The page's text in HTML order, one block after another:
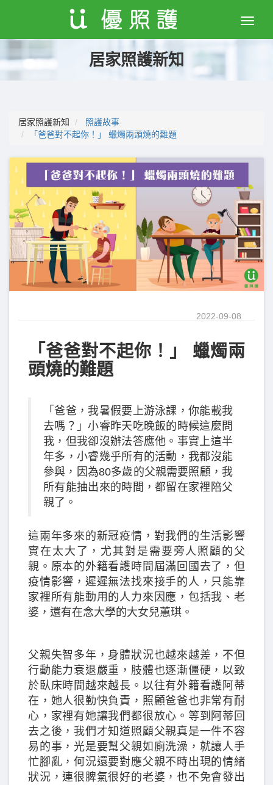
Toggle
居家照護新知
居家照護新知
照護故事
「爸爸對不起你！」 蠟燭兩頭燒的難題
2022-09-08
「爸爸對不起你！」 蠟燭兩
頭燒的難題
「爸爸，我暑假要上游泳課，你能載我
去嗎？」小睿昨天吃晚飯的時候這麼問
我，但我卻沒辦法答應他。事實上這半
年多，小睿幾乎所有的活動，我都沒能
參與，因為80多歲的父親需要照顧，我
所有能抽出來的時間，都留在家裡陪父
親了。
這兩年多來的新冠疫情，對我們的生活影響
實在太大了，尤其對是需要旁人照顧的父
親。原本的外籍看護時間屆滿回國去了，但
疫情影響，遲遲無法找來接手的人，只能靠
家裡所有能動用的人力來因應，包括我、老
婆，還有在念大學的大女兒蕙琪。
父親失智多年，身體狀況也越來越差，不但
行動能力衰退嚴重，肢體也逐漸僵硬，以致
於臥床時間越來越長。以往有外籍看護阿蒂
在，她人很勤快負責，照顧爸爸也非常有耐
心，家裡有她讓我們都很放心。等到阿蒂回
去之後，我們才知道照顧父親真是一件不容
易的事，光是要幫父親如廁洗澡，就讓人手
忙腳亂，何況還要對應父親不時出現的情緒
狀況，連很脾氣很好的老婆，也不免會發出